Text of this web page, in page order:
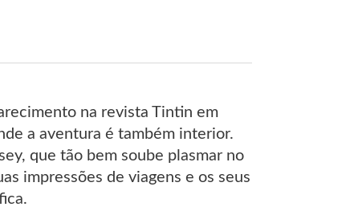
na revista Tintin em
a aventura é também interior.
que tão bem soube plasmar no
impressões de viagens e os seus